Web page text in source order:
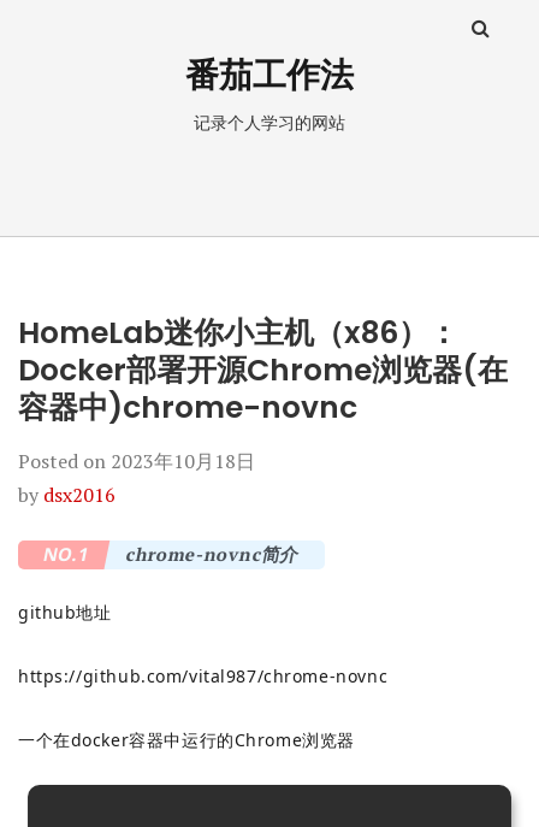
番茄工作法
记录个人学习的网站
HomeLab迷你小主机（x86）：
Docker部署开源Chrome浏览器(在
容器中)chrome-novnc
Posted on 2023年10月18日
by dsx2016
NO.1 chrome-novnc简介
github地址
https://github.com/vital987/chrome-novnc
一个在docker容器中运行的Chrome浏览器